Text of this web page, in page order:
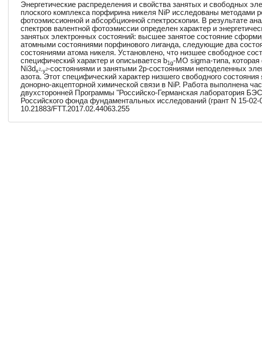
Энергетические распределения и свойства занятых и свободных
плоского комплекса порфирина никеля NiP исследованы методами
фотоэмиссионной и абсорбционной спектроскопии. В результате
спектров валентной фотоэмиссии определен характер и
занятых электронных состояний: высшее занятое состояние
атомными состояниями порфинового лиганда, следующие два
состояниями атома никеля. Установлено, что низшее свободное
специфический характер и описывается b1g-МО sigma-типа,
Ni3dx2-y2-состояниями и занятыми 2p-состояниями неподеленных
азота. Этот специфический характер низшего свободного
донорно-акцепторной химической связи в NiP. Работа выполнена
двухсторонней Программы "Российско-Германская лаборатория
Российского фонда фундаментальных исследований (грант N 15-02-
10.21883/FTT.2017.02.44063.255